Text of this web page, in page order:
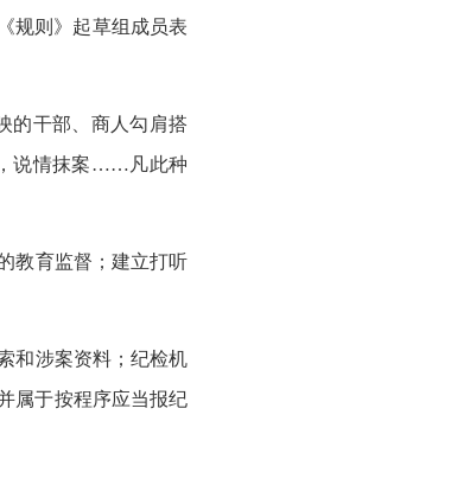
规则》起草组成员表
的干部、商人勾肩搭
说情抹案……凡此种
教育监督；建立打听
和涉案资料；纪检机
属于按程序应当报纪